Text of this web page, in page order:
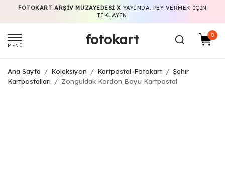
FOTOKART ARŞIV MÜZAYEDESI X YAYINDA. PEY VERMEK IÇIN
TIKLAYIN.
MENÜ fotokart 0
Ana Sayfa / Koleksiyon / Kartpostal-Fotokart / Şehir
Kartpostalları
/ Zonguldak Kordon Boyu Kartpostal